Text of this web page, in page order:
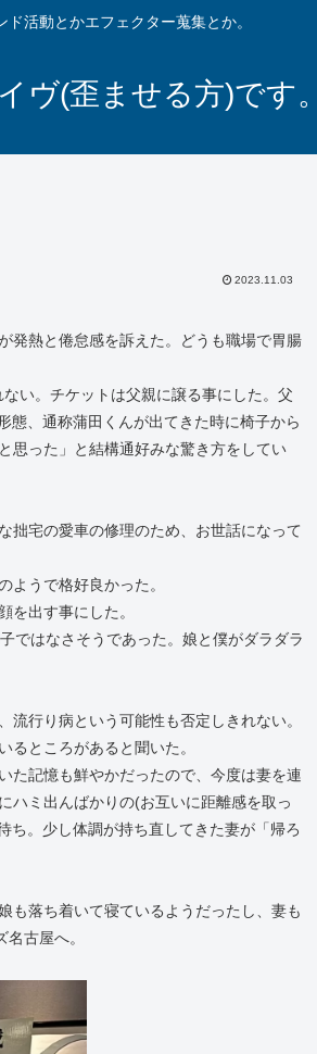
ド活動とかエフェクター蒐集とか。
ヴ(歪ませる方)です。
2023.11.03
発熱と倦怠感を訴えた。どうも職場で胃腸
い。チケットは父親に譲る事にした。父
態、通称蒲田くんが出てきた時に椅子から
思った」と結構通好みな驚き方をしてい
拙宅の愛車の修理のため、お世話になって
ようで格好良かった。
を出す事にした。
ではなさそうであった。娘と僕がダラダラ
行り病という可能性も否定しきれない。
ところがあると聞いた。
た記憶も鮮やかだったので、今度は妻を連
ハミ出んばかりの(お互いに距離感を取っ
ち。少し体調が持ち直してきた妻が「帰ろ
も落ち着いて寝ているようだったし、妻も
古屋へ。